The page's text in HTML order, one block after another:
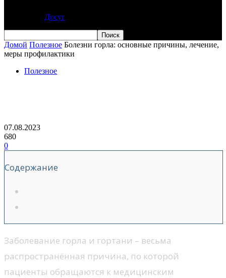
Досуг
Домой Полезное Болезни горла: основные причины, лечение,
меры профилактики
Полезное
07.08.2023
680
0
Содержание
Заболевание горла и гортани – весьма
распространённая причина, по которой
пациенты обращаются к медицинским